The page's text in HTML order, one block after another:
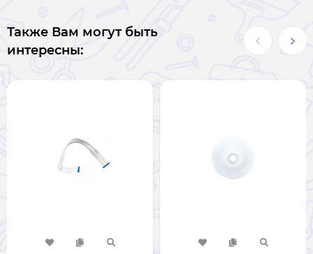
Также Вам могут быть
интересны: